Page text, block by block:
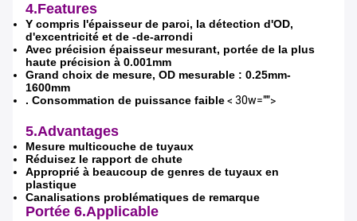
4.Features
Y compris l'épaisseur de paroi, la détection d'OD,
d'excentricité et de -de-arrondi
Avec précision épaisseur mesurant, portée de la plus
haute précision à 0.001mm
Grand choix de mesure, OD mesurable : 0.25mm-
1600mm
. Consommation de puissance faible< 30w="">
5.Advantages
Mesure multicouche de tuyaux
Réduisez le rapport de chute
Approprié à beaucoup de genres de tuyaux en
plastique
Canalisations problématiques de remarque
Portée 6.Applicable